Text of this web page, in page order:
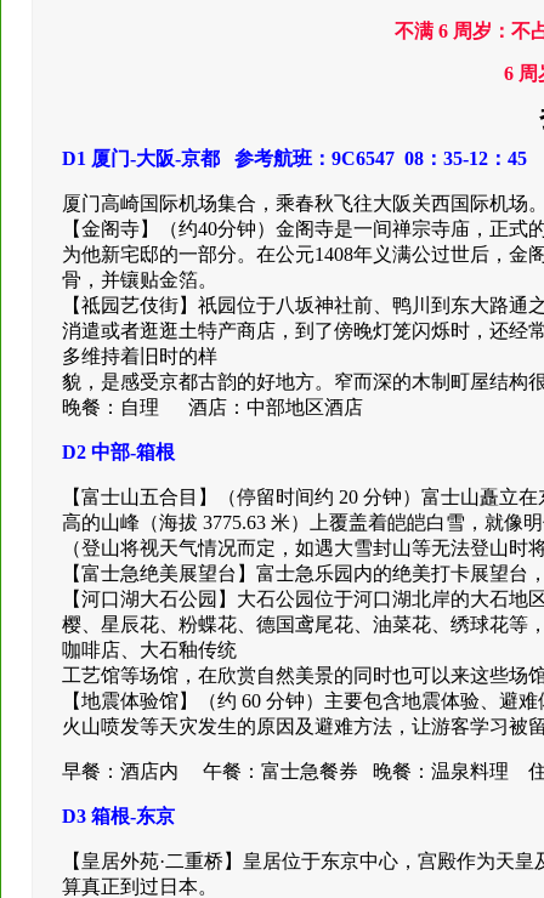
不满 6 周岁：不
6 周
D1 厦门-大阪-京都 参考航班：9C6547 08：35-12：45
厦门高崎国际机场集合，乘春秋飞往大阪关西国际机场
【金阁寺】（约40分钟）金阁寺是一间禅宗寺庙，正
为他新宅邸的一部分。在公元1408年义满公过世后，
骨，并镶贴金箔。
【祗园艺伎街】祇园位于八坂神社前、鸭川到东大路
消遣或者逛逛土特产商店，到了傍晚灯笼闪烁时，还经
多维持着旧时的样
貌，是感受京都古韵的好地方。窄而深的木制町屋结构
晚餐：自理 酒店：中部地区酒店
D2 中部-箱根
【富士山五合目】（停留时间约 20 分钟）富士山矗立
高的山峰（海拔 3775.63 米）上覆盖着皑皑白雪，就像
（登山将视天气情况而定，如遇大雪封山等无法登山时
【富士急绝美展望台】富士急乐园内的绝美打卡展望台
【河口湖大石公园】大石公园位于河口湖北岸的大石
樱、星辰花、粉蝶花、德国鸢尾花、油菜花、绣球花等
咖啡店、大石釉传统
工艺馆等场馆，在欣赏自然美景的同时也可以来这些场
【地震体验馆】（约 60 分钟）主要包含地震体验、避
火山喷发等天灾发生的原因及避难方法，让游客学习被
早餐：酒店内 午餐：富士急餐券 晚餐：温泉料理
D3 箱根-东京
【皇居外苑·二重桥】皇居位于东京中心，宫殿作为天
算真正到过日本。